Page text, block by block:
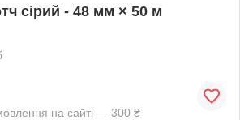
сірий - 48 мм × 50 м
на сайті — 300 ₴